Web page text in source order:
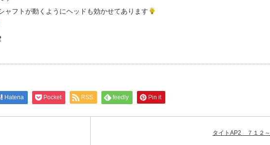
ャフトが動くようにヘッドも効かせてあります
Hatena Pocket RSS feedly Pin it
タイトAP2 ７１２～